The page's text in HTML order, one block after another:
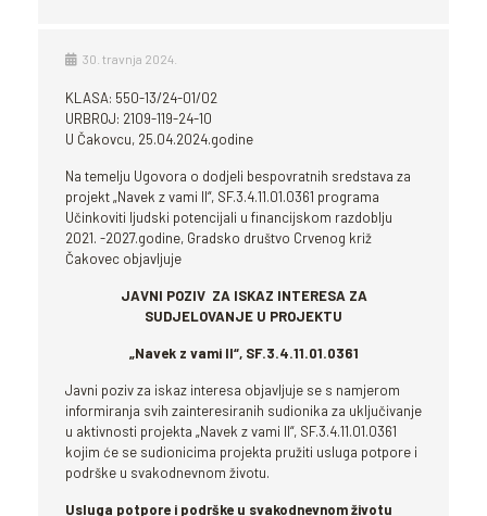
30. travnja 2024.
KLASA: 550-13/24-01/02
URBROJ: 2109-119-24-10
U Čakovcu, 25.04.2024.godine
Na temelju Ugovora o dodjeli bespovratnih sredstava za
projekt „Navek z vami II“, SF.3.4.11.01.0361 programa
Učinkoviti ljudski potencijali u financijskom razdoblju
2021. -2027.godine, Gradsko društvo Crvenog križ
Čakovec objavljuje
JAVNI POZIV ZA ISKAZ INTERESA ZA
SUDJELOVANJE U PROJEKTU
„Navek z vami II“, SF.3.4.11.01.0361
Javni poziv za iskaz interesa objavljuje se s namjerom
informiranja svih zainteresiranih sudionika za uključivanje
u aktivnosti projekta „Navek z vami II“, SF.3.4.11.01.0361
kojim će se sudionicima projekta pružiti usluga potpore i
podrške u svakodnevnom životu.
Usluga potpore i podrške u svakodnevnom životu